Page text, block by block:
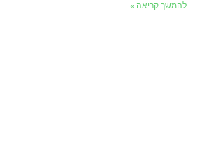
להמשך קריאה »